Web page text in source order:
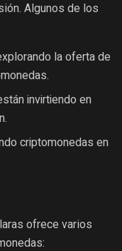
Algunos de los
la oferta de
invirtiendo en
criptomonedas en
ofrece varios